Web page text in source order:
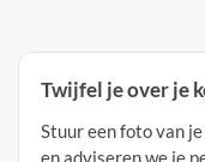
Twijfel je over je
Stuur een foto van
en adviseren we je